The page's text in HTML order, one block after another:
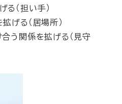
（担い手）
げる（居場所）
う関係を拡げる（見守